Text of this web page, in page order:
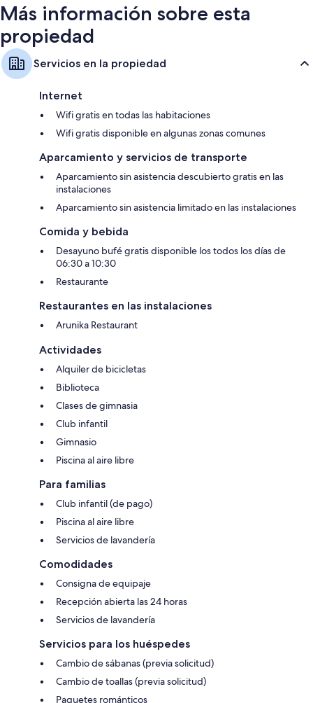
Más información sobre esta
propiedad
Servicios en la propiedad
Internet
Wifi gratis en todas las habitaciones
Wifi gratis disponible en algunas zonas comunes
Aparcamiento y servicios de transporte
Aparcamiento sin asistencia descubierto gratis en las
instalaciones
Aparcamiento sin asistencia limitado en las instalaciones
Comida y bebida
Desayuno bufé gratis disponible los todos los días de
06:30 a 10:30
Restaurante
Restaurantes en las instalaciones
Arunika Restaurant
Actividades
Alquiler de bicicletas
Biblioteca
Clases de gimnasia
Club infantil
Gimnasio
Piscina al aire libre
Para familias
Club infantil (de pago)
Piscina al aire libre
Servicios de lavandería
Comodidades
Consigna de equipaje
Recepción abierta las 24 horas
Servicios de lavandería
Servicios para los huéspedes
Cambio de sábanas (previa solicitud)
Cambio de toallas (previa solicitud)
Paquetes románticos